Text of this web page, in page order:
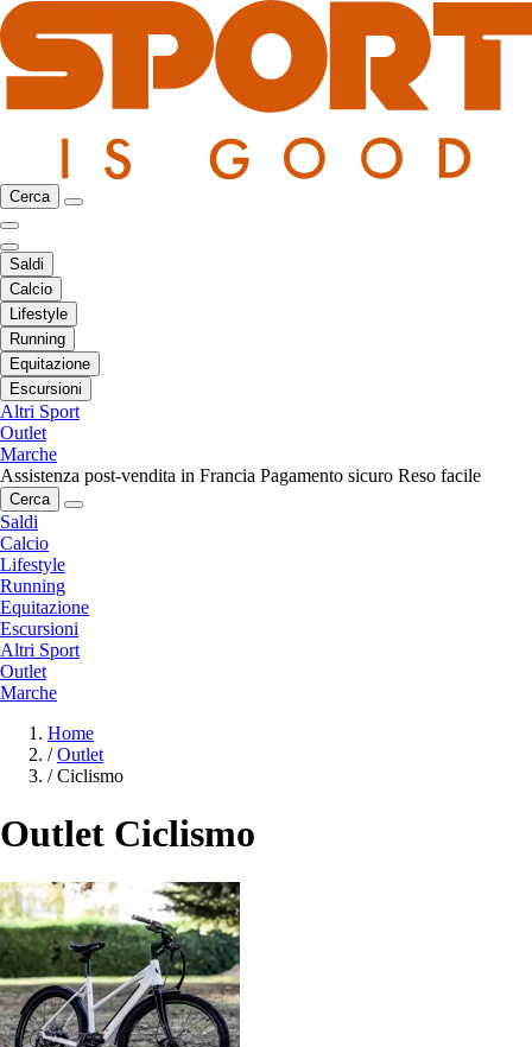
Cerca
Saldi
Calcio
Lifestyle
Running
Equitazione
Escursioni
Altri Sport
Outlet
Marche
Assistenza post-vendita in Francia Pagamento sicuro Reso facile
Cerca
Saldi
Calcio
Lifestyle
Running
Equitazione
Escursioni
Altri Sport
Outlet
Marche
Home
/ Outlet
/ Ciclismo
Outlet Ciclismo